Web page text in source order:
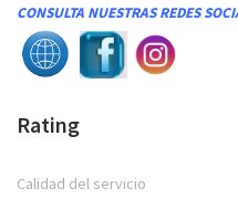
CONSULTA NUESTRAS REDES
Rating
Calidad del servicio